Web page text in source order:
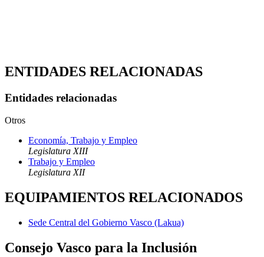
ENTIDADES RELACIONADAS
Entidades relacionadas
Otros
Economía, Trabajo y Empleo
Legislatura XIII
Trabajo y Empleo
Legislatura XII
EQUIPAMIENTOS RELACIONADOS
Sede Central del Gobierno Vasco (Lakua)
Consejo Vasco para la Inclusión